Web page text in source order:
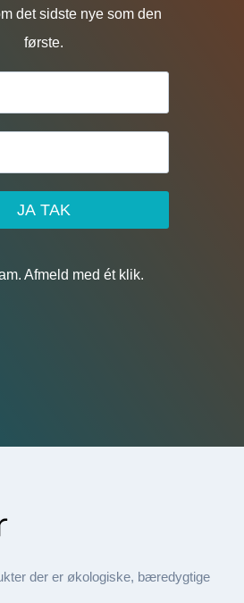
det sidste nye som den
første.
JA TAK
Afmeld med ét klik.
der er økologiske, bæredygtige